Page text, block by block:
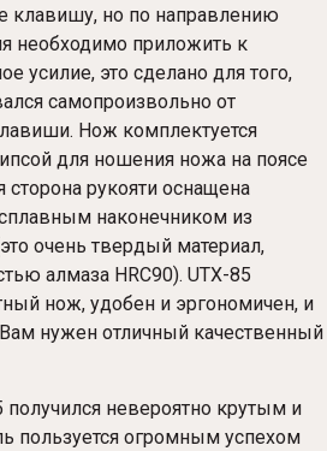
клавишу, но по направлению
необходимо приложить к
усилие, это сделано для того,
самопроизвольно от
Нож комплектуется
для ношения ножа на поясе
рукояти оснащена
наконечником из
очень твердый материал,
алмаза HRC90). UTX-85
нож, удобен и эргономичен, и
нужен отличный качественный
получился невероятно крутым и
пользуется огромным успехом